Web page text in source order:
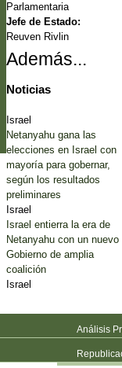
Análisis
Parlamentaria
Jefe de Estado:
Reuven Rivlin
Además...
Noticias
Israel
Netanyahu gana las
elecciones en Israel con
mayoría para gobernar,
según los resultados
preliminares
Israel
Israel entierra la era de
Netanyahu con un nuevo
Gobierno de amplia
coalición
Israel